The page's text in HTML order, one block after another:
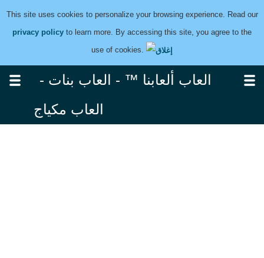
This site uses cookies to personalize your browsing experience. Read our
privacy policy to learn more. By accessing this site, you agree to the
use of cookies.
العاب ألعابنا ™ - العاب بنات -
العاب مكياج